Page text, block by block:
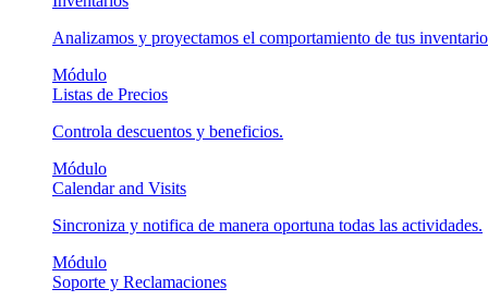
Analizamos y proyectamos el comportamiento de tus
Módulo
Listas de Precios
Controla descuentos y beneficios.
Módulo
Calendar and Visits
Sincroniza y notifica de manera oportuna todas las actividades.
Módulo
Soporte y Reclamaciones